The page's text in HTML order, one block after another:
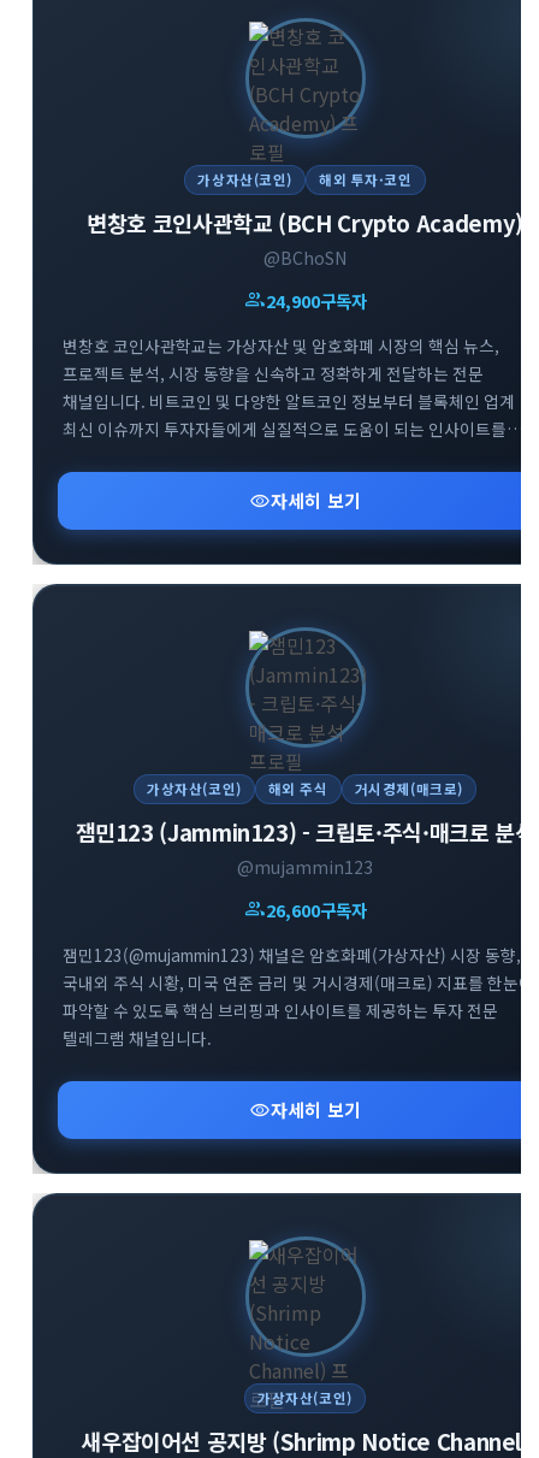
가상자산(코인) 해외 투자·코인
변창호 코인사관학교 (BCH Crypto Academy)
@BChoSN
group24,900구독자
변창호 코인사관학교는 가상자산 및 암호화폐 시장의 핵심 뉴스,
프로젝트 분석, 시장 동향을 신속하고 정확하게 전달하는 전문
채널입니다. 비트코인 및 다양한 알트코인 정보부터 블록체인 업계
최신 이슈까지 투자자들에게 실질적으로 도움이 되는 인사이트를
태그를 통해 투명하게 채널을 운영하고 있습니다. 가상자산 시장의
흐름을 빠르게 파악하고 신뢰도 높은 투자 정보를 얻고자 하는
투자자분들께 추천합니다.
visibility자세히 보기
가상자산(코인) 해외 주식 거시경제(매크로)
잼민123 (Jammin123) - 크립토·주식·매크로 분석
@mujammin123
group26,600구독자
잼민123(@mujammin123) 채널은 암호화폐(가상자산) 시장 동향,
국내외 주식 시황, 미국 연준 금리 및 거시경제(매크로) 지표를 한눈에
파악할 수 있도록 핵심 브리핑과 인사이트를 제공하는 투자 전문
텔레그램 채널입니다.
visibility자세히 보기
가상자산(코인)
새우잡이어선 공지방 (Shrimp Notice Channel)